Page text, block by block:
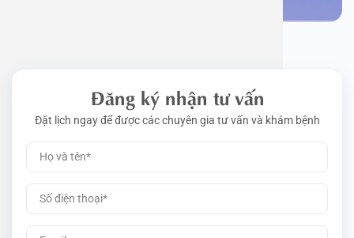
Đăng ký nhận tư vấn
Đặt lịch ngay để được các chuyên gia tư vấn và khám bệnh